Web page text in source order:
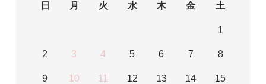
日
月 火 水 木 金 土
1
2 3 4 5 6 7 8
9 10 11 12 13 14 15